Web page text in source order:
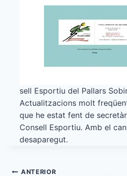
sell Esportiu del Pallars
Actualitzacions molt
que he estat fent de
Consell Esportiu. Amb el
desaparegut.
ANTERIOR